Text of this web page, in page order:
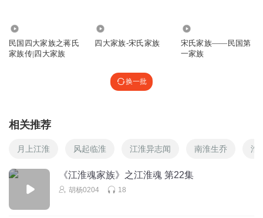
民国四大家族之蒋氏
家族传|四大家族
四大家族-宋氏家族
宋氏家族——民国第
一家族
换一批
相关推荐
月上江淮 风起临淮 江淮异志闻 南淮生乔 淮
《江淮魂家族》之江淮魂 第22集
胡杨0204 18